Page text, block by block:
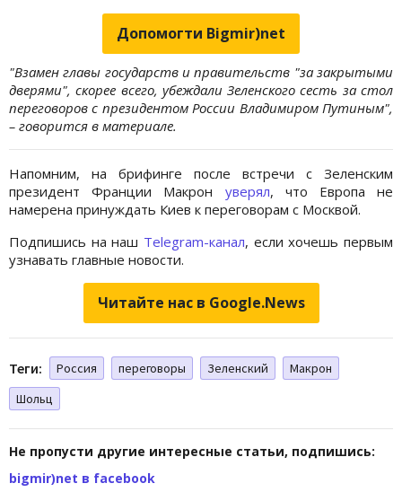
Допомогти Bigmir)net
"Взамен главы государств и правительств "за закрытыми
дверями", скорее всего, убеждали Зеленского сесть за стол
переговоров с президентом России Владимиром Путиным",
– говорится в материале.
Напомним, на брифинге после встречи с Зеленским
президент Франции Макрон уверял, что Европа не
намерена принуждать Киев к переговорам с Москвой.
Подпишись на наш Telegram-канал, если хочешь первым
узнавать главные новости.
Читайте нас в Google.News
Теги: Россия переговоры Зеленский
Макрон
Шольц
Не пропусти другие интересные статьи, подпишись:
bigmir)net в facebook